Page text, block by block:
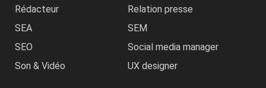
Rédacteur
Relation presse
SEA
SEM
SEO
Social media manager
Son & Vidéo
UX designer